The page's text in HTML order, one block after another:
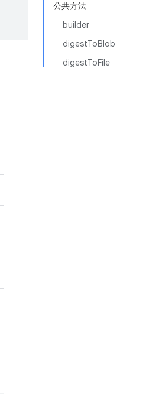
公共方法
builder
digestToBlob
digestToFile